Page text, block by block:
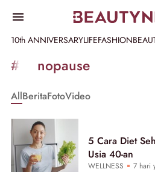
10th ANNIVERSARYLIFEFASHION
Informasi
[GET_DATA_TITLE]
Beautynesia
#menopause
AllBeritaFotoVideo
5 Cara Diet
Usia 40-an
WELLNESS 7 hari